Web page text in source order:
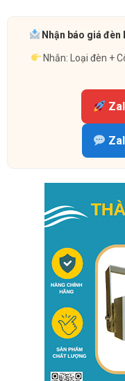
Nhận báo giá đèn
Nhắn: Loại đèn +